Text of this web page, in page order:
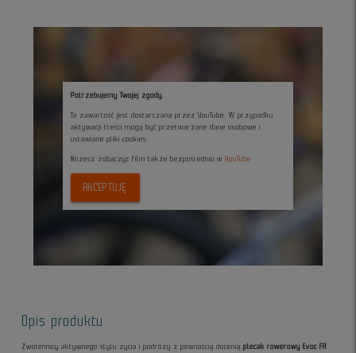
Potrzebujemy Twojej zgody
Ta zawartość jest dostarczana przez YouTube. W przypadku
aktywacji treści mogą być przetwarzane dane osobowe i
ustawiane pliki cookies.
Możesz zobaczyc film także bezpośrednio w YouTube
AKCEPTUJĘ
Opis produktu
Zwolennicy aktywnego stylu życia i podróży z pewnością doceniąplecak rowerowy Evoc FR